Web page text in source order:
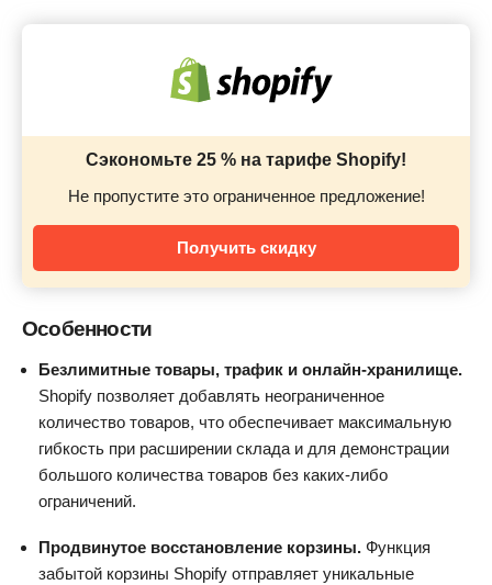
Сэкономьте 25 % на тарифе Shopify!
Не пропустите это ограниченное предложение!
Получить скидку
Особенности
Безлимитные товары, трафик и онлайн-хранилище.
Shopify позволяет добавлять неограниченное
количество товаров, что обеспечивает максимальную
гибкость при расширении склада и для демонстрации
большого количества товаров без каких-либо
ограничений.
Продвинутое восстановление корзины. Функция
забытой корзины Shopify отправляет уникальные